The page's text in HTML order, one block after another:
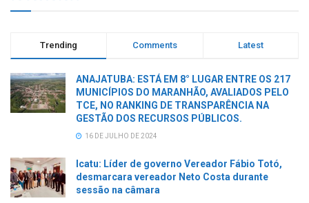
Trending Comments Latest
ANAJATUBA: ESTÁ EM 8° LUGAR ENTRE OS 217
MUNICÍPIOS DO MARANHÃO, AVALIADOS PELO
TCE, NO RANKING DE TRANSPARÊNCIA NA
GESTÃO DOS RECURSOS PÚBLICOS.
16 DE JULHO DE 2024
Icatu: Líder de governo Vereador Fábio Totó,
desmarcara vereador Neto Costa durante
sessão na câmara